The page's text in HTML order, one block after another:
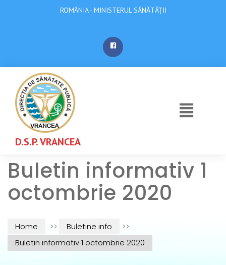
ROMÂNIA - MINISTERUL SĂNĂTĂȚII
D.S.P. VRANCEA
Buletin informativ 1
octombrie 2020
Home >> Buletine info
>>
Buletin informativ 1 octombrie 2020